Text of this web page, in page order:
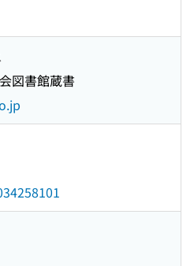
図書館蔵書